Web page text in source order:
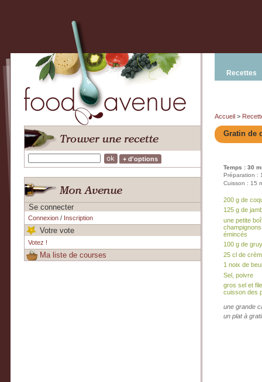
+ d'options
Se connecter
Connexion/ Inscription
Votre vote
Votez !
Ma liste de courses
Recettes
Accueil >
Gratin de
Temps : 30
Préparation :
Cuisson : 15
200 g de
125 g de
une petite
émincés
100 g de
25 cl de
1 noix de
Sel, poivre
gros sel et
cuisson des
une grande
un plat à